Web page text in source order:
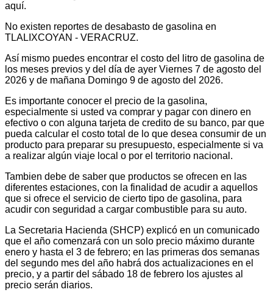
aquí.
No existen reportes de desabasto de gasolina en
TLALIXCOYAN - VERACRUZ.
Así mismo puedes encontrar el costo del litro de gasolina de
los meses previos y del día de ayer Viernes 7 de agosto del
2026 y de mañana Domingo 9 de agosto del 2026.
Es importante conocer el precio de la gasolina,
especialmente si usted va comprar y pagar con dinero en
efectivo o con alguna tarjeta de credito de su banco, par que
pueda calcular el costo total de lo que desea consumir de un
producto para preparar su presupuesto, especialmente si va
a realizar algún viaje local o por el territorio nacional.
Tambien debe de saber que productos se ofrecen en las
diferentes estaciones, con la finalidad de acudir a aquellos
que si ofrece el servicio de cierto tipo de gasolina, para
acudir con seguridad a cargar combustible para su auto.
La Secretaria Hacienda (SHCP) explicó en un comunicado
que el año comenzará con un solo precio máximo durante
enero y hasta el 3 de febrero; en las primeras dos semanas
del segundo mes del año habrá dos actualizaciones en el
precio, y a partir del sábado 18 de febrero los ajustes al
precio serán diarios.